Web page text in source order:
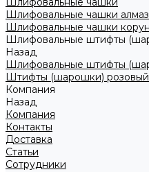
Шлифовальные чашки
Шлифовальные чашки
Шлифовальные штифты
Назад
Шлифовальные штифты
Штифты (шарошки) розовый
Компания
Назад
Компания
Контакты
Доставка
Статьи
Сотрудники